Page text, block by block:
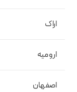
اراک
ارومیه
اصفهان